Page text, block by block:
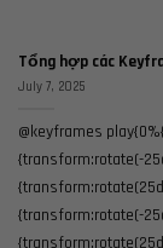
Tổng hợp các
July 7, 2025
@keyframes
{transform:rotate(-
{transform:rotate(-